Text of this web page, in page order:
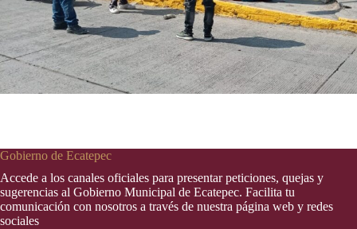
Gobierno de Ecatepec
Accede a los canales oficiales para presentar peticiones, quejas y
sugerencias al Gobierno Municipal de Ecatepec. Facilita tu
comunicación con nosotros a través de nuestra página web y redes
sociales